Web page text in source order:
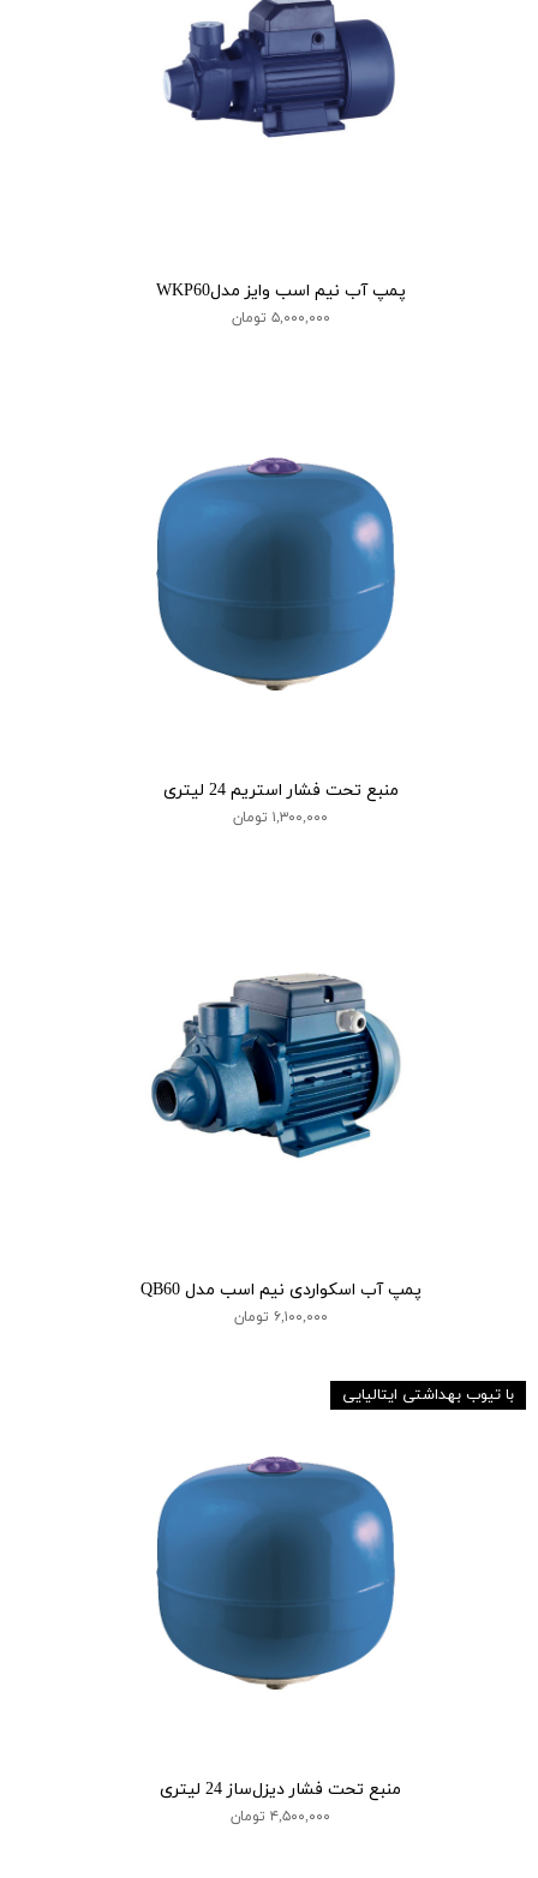
پمپ آب نیم اسب وایز مدلWKP60
۵,۰۰۰,۰۰۰ تومان
منبع تحت فشار استریم 24 لیتری
۱,۳۰۰,۰۰۰ تومان
پمپ آب اسکواردی نیم اسب مدل QB60
۶,۱۰۰,۰۰۰ تومان
منبع تحت فشار دیزل‌ساز 24 لیتری
۴,۵۰۰,۰۰۰ تومان
با تیوب بهداشتی ایتالیایی